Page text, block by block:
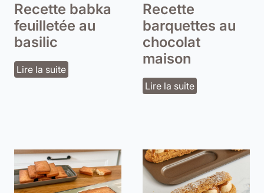
Recette babka
feuilletée au
basilic
Lire la suite
Recette
barquettes au
chocolat
maison
Lire la suite